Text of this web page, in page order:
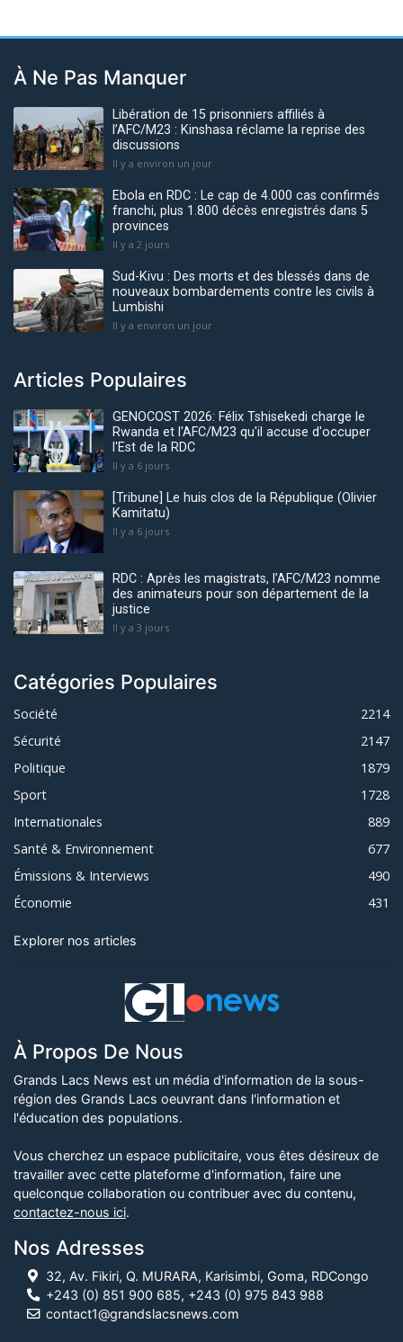
À Ne Pas Manquer
Libération de 15 prisonniers affiliés à
l’AFC/M23 : Kinshasa réclame la reprise des
discussions
Il y a environ un jour
Ebola en RDC : Le cap de 4.000 cas confirmés
franchi, plus 1.800 décès enregistrés dans 5
provinces
Il y a 2 jours
Sud-Kivu : Des morts et des blessés dans de
nouveaux bombardements contre les civils à
Lumbishi
Il y a environ un jour
Articles Populaires
GENOCOST 2026: Félix Tshisekedi charge le
Rwanda et l'AFC/M23 qu'il accuse d'occuper
l'Est de la RDC
Il y a 6 jours
[Tribune] Le huis clos de la République (Olivier
Kamitatu)
Il y a 6 jours
RDC : Après les magistrats, l’AFC/M23 nomme
des animateurs pour son département de la
justice
Il y a 3 jours
Catégories Populaires
Société
2214
Sécurité
2147
Politique
1879
Sport
1728
Internationales
889
Santé & Environnement
677
Émissions & Interviews
490
Économie
431
Explorer nos articles
À Propos De Nous
Grands Lacs News est un média d'information de la sous-
région des Grands Lacs oeuvrant dans l'information et
l'éducation des populations.
Vous cherchez un espace publicitaire, vous êtes désireux de
travailler avec cette plateforme d'information, faire une
quelconque collaboration ou contribuer avec du contenu,
contactez-nous ici.
Nos Adresses
32, Av. Fikiri, Q. MURARA, Karisimbi, Goma, RDCongo
+243 (0) 851 900 685, +243 (0) 975 843 988
contact1@grandslacsnews.com